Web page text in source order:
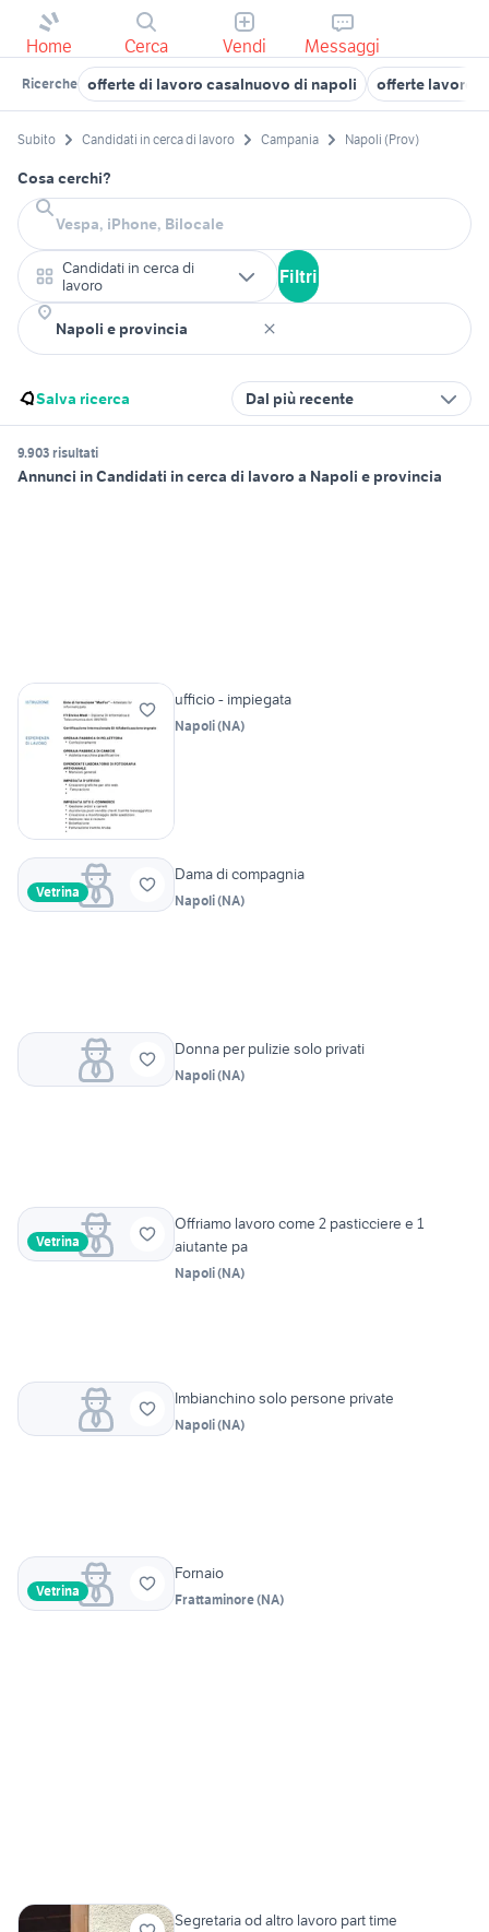
Home Cerca Vendi Messaggi
Ricerche offerte di lavoro casalnuovo di napoli offerte lavoro
Subito Candidati in cerca di lavoro Campania Napoli (Prov)
Cosa cerchi?
Candidati in cerca di
lavoro
Filtri
Salva ricerca Dal più recente
9.903 risultati
Annunci in Candidati in cerca di lavoro a Napoli e provincia
ufficio - impiegata
Napoli(NA)
Vetrina
Dama di compagnia
Napoli(NA)
Donna per pulizie solo privati
Napoli(NA)
Vetrina
Offriamo lavoro come 2 pasticciere e 1
aiutante pa
Napoli(NA)
Imbianchino solo persone private
Napoli(NA)
Vetrina
Fornaio
Frattaminore(NA)
Segretaria od altro lavoro part time